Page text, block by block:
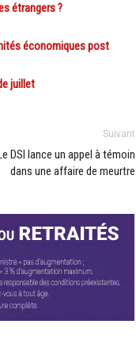
étrangers ?
économiques post
juillet
Suivant
DSI lance un appel à témoin
dans une affaire de meurtre